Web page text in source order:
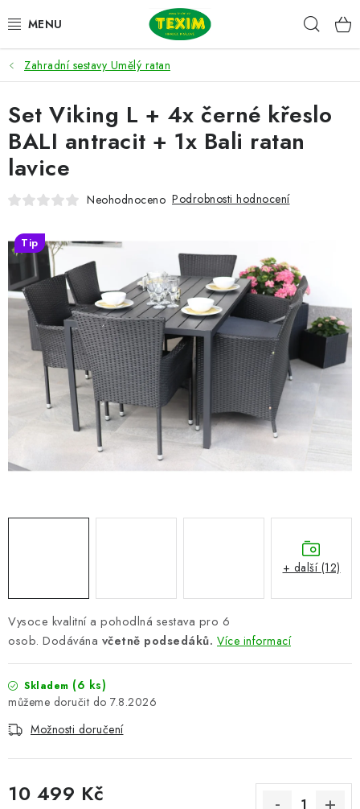
na
ZAHRADNÍ SESTAVY
ŽIDLE
STOLY
LAVICE
LEHÁTKA
POLSTRY
DOPLŇKY
PERGOLY
GRILY
Podmínky ochrany osobních údajů
Zahradní sestavy Umělý ratan
Vysoce kvalitní a pohodlná sestava pro 6
osob. Dodávána včetně podsedáků. Více informací
Skladem (6 ks)
7.8.2026
Možnosti doručení
10 499 Kč
Set Viking L + 4x černé křeslo
BALI antracit + 1x Bali ratan
lavice
Neohodnoceno Podrobnosti hodnocení
Tip
+ další (12)